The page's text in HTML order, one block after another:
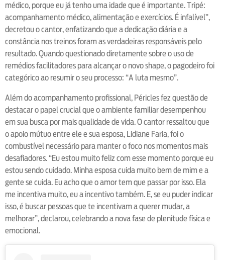
médico, porque eu já tenho uma idade que é importante. Tripé:
acompanhamento médico, alimentação e exercícios. É infalível”,
decretou o cantor, enfatizando que a dedicação diária e a
constância nos treinos foram as verdadeiras responsáveis pelo
resultado. Quando questionado diretamente sobre o uso de
remédios facilitadores para alcançar o novo shape, o pagodeiro foi
categórico ao resumir o seu processo: “A luta mesmo”.
Além do acompanhamento profissional, Péricles fez questão de
destacar o papel crucial que o ambiente familiar desempenhou
em sua busca por mais qualidade de vida. O cantor ressaltou que
o apoio mútuo entre ele e sua esposa, Lidiane Faria, foi o
combustível necessário para manter o foco nos momentos mais
desafiadores. “Eu estou muito feliz com esse momento porque eu
estou sendo cuidado. Minha esposa cuida muito bem de mim e a
gente se cuida. Eu acho que o amor tem que passar por isso. Ela
me incentiva muito, eu a incentivo também. E, se eu puder indicar
isso, é buscar pessoas que te incentivam a querer mudar, a
melhorar”, declarou, celebrando a nova fase de plenitude física e
emocional.